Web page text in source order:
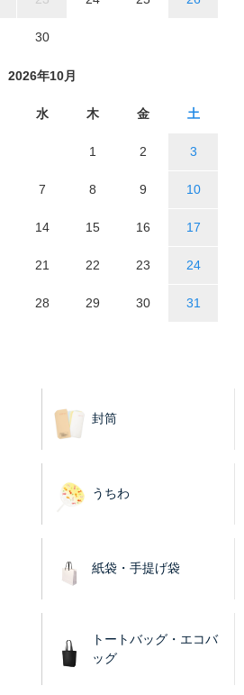
30
2026年10月
水 木 金 土
1 2 3
7 8 9 10
14 15 16 17
21 22 23 24
28 29 30 31
封筒
うちわ
紙袋・手提げ袋
トートバッグ・エコバ
ッグ